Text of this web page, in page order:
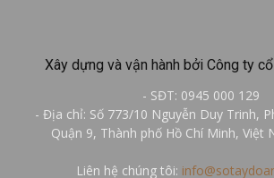
Xây dựng và vận hành bởi Công ty
- SĐT: 0945 000 129
- Địa chỉ: Số 773/10 Nguyễn Duy Trinh,
Quận 9, Thành phố Hồ Chí Minh, Việt
Liên hệ chúng tôi: